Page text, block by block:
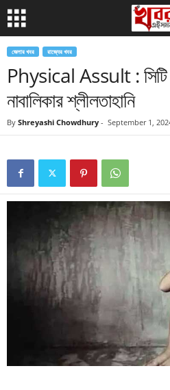
জেলার খবর রাজ্যের খবর
Physical Assult : সিটি
নাবালিকার শ্লীলতাহানি
By Shreyashi Chowdhury - September 1,